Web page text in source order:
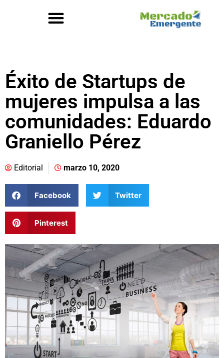
Éxito de Startups de
mujeres impulsa a las
comunidades: Eduardo
Graniello Pérez
Editorial marzo 10, 2020
Facebook Twitter
Pinterest